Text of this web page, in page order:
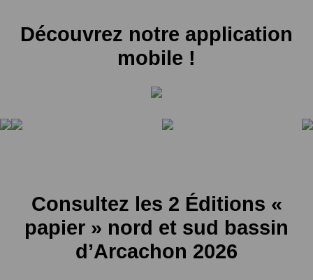
Découvrez notre application
mobile !
Consultez les 2 Éditions «
papier » nord et sud bassin
d’Arcachon 2026